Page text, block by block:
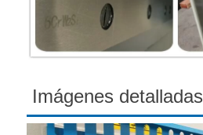
Imágenes detalladas